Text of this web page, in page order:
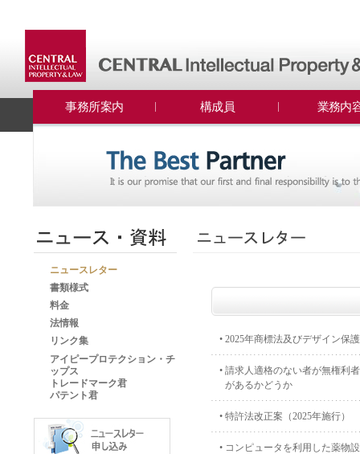
事務所案内 構成員 業務内
ニュースレター
書類様式
料金
法情報
リンク集
アイピープロテクション・チ
ップス
トレードマーク君
パテント君
• 2025年商標法及びデザイン保
• 請求人適格のない者が無権利
があるかどうか
• 特許法改正案（2025年施行）
• コンピュータを利用した薬物